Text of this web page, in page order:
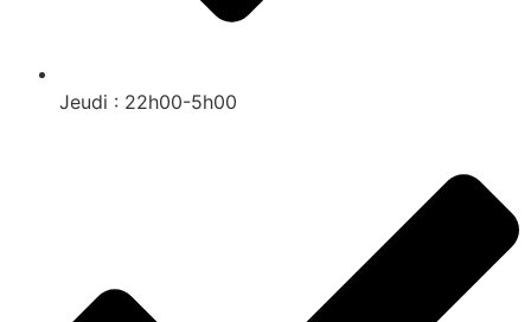
Jeudi : 22h00-5h00